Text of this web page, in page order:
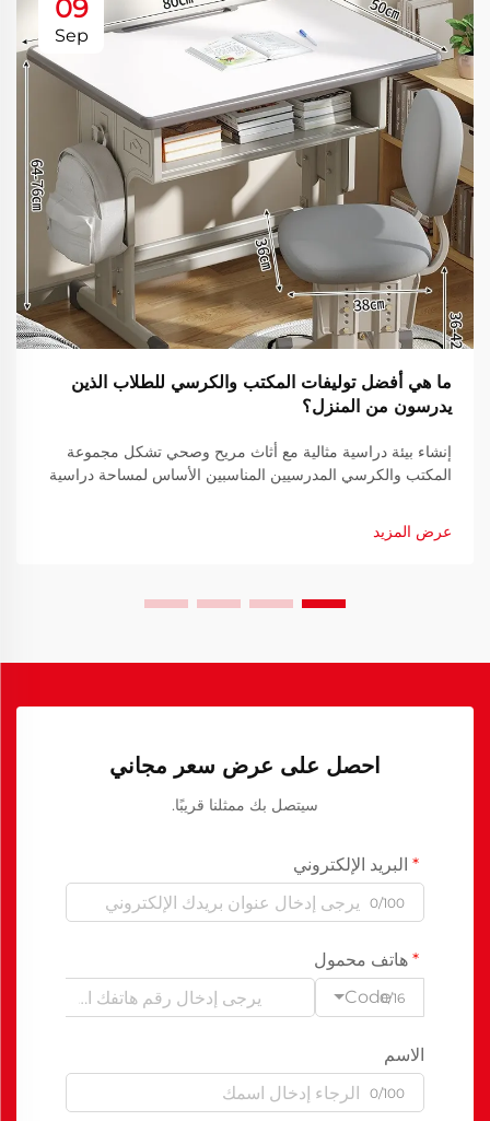
09
Sep
ما هي أفضل توليفات المكتب والكرسي للطلاب الذين
يدرسون من المنزل؟
إنشاء بيئة دراسية مثالية مع أثاث مريح وصحي تشكل مجموعة
المكتب والكرسي المدرسيين المناسبين الأساس لمساحة دراسية
متزايد، أصبح إنشاء مساحة عمل مريحة أمرًا بالغ الأهمية...
عرض المزيد
احصل على عرض سعر مجاني
سيتصل بك ممثلنا قريبًا.
البريد الإلكتروني
0/100
هاتف محمول
Code0/16
الاسم
0/100